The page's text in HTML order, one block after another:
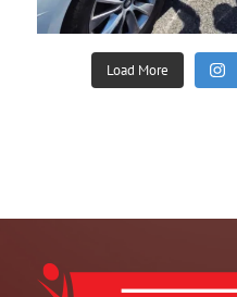
Load More